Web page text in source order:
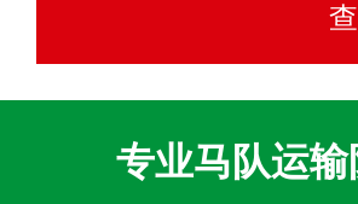
专业马队运